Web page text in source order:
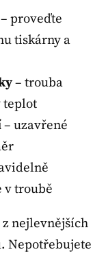
– proveďte
tiskárny a
– trouba
teplot
– uzavřené
v troubě
nejlevnějších
Nepotřebujete